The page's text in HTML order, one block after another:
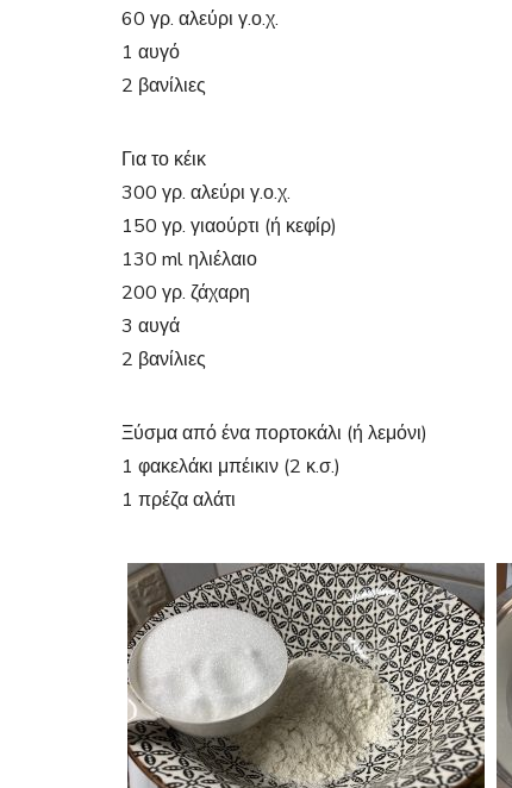
60 γρ. αλεύρι γ.ο.χ.
1 αυγό
2 βανίλιες
Για το κέικ
300 γρ. αλεύρι γ.ο.χ.
150 γρ. γιαούρτι (ή κεφίρ)
130 ml ηλιέλαιο
200 γρ. ζάχαρη
3 αυγά
2 βανίλιες
Ξύσμα από ένα πορτοκάλι (ή λεμόνι)
1 φακελάκι μπέικιν (2 κ.σ.)
1 πρέζα αλάτι